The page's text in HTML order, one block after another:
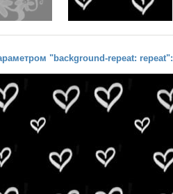
"background-repeat: repeat":